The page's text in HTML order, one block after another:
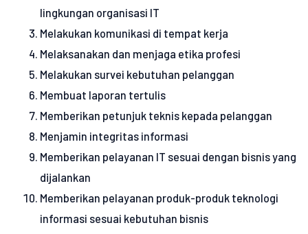
lingkungan organisasi IT
Melakukan komunikasi di tempat kerja
Melaksanakan dan menjaga etika profesi
Melakukan survei kebutuhan pelanggan
Membuat laporan tertulis
Memberikan petunjuk teknis kepada pelanggan
Menjamin integritas informasi
Memberikan pelayanan IT sesuai dengan bisnis yang
dijalankan
Memberikan pelayanan produk-produk teknologi
informasi sesuai kebutuhan bisnis